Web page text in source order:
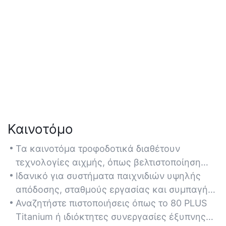
Καινοτόμο
Τα καινοτόμα τροφοδοτικά διαθέτουν
τεχνολογίες αιχμής, όπως βελτιστοποίηση
ενέργειας μέσω τεχνητής νοημοσύνης και
αρθρωτή διαχείριση καλωδίων για
απρόσκοπτη ενσωμάτωση σε σύγχρονες
κατασκευές υπολογιστών.
Ιδανικό για συστήματα παιχνιδιών υψηλής
απόδοσης, σταθμούς εργασίας και συμπαγή
συστήματα ITX που απαιτούν προσαρμοστικές
λύσεις τροφοδοσίας.
Αναζητήστε πιστοποιήσεις όπως το 80 PLUS
Titanium ή ιδιόκτητες συνεργασίες έξυπνης